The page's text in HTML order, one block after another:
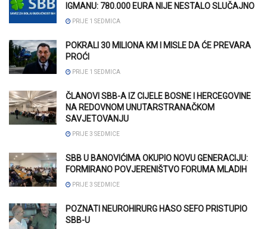
IGMANU: 780.000 EURA NIJE NESTALO SLUČAJNO
PRIJE 1 SEDMICA
POKRALI 30 MILIONA KM I MISLE DA ĆE PREVARA
PROĆI
PRIJE 1 SEDMICA
ČLANOVI SBB-A IZ CIJELE BOSNE I HERCEGOVINE
NA REDOVNOM UNUTARSTRANAČKOM
SAVJETOVANJU
PRIJE 3 SEDMICE
SBB U BANOVIĆIMA OKUPIO NOVU GENERACIJU:
FORMIRANO POVJERENIŠTVO FORUMA MLADIH
PRIJE 3 SEDMICE
POZNATI NEUROHIRURG HASO SEFO PRISTUPIO
SBB-U